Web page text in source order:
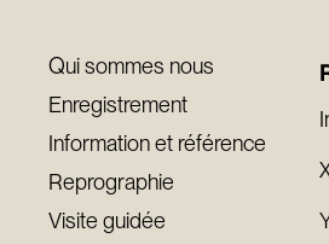
Qui sommes nous
Enregistrement
Information et référence
Reprographie
Visite guidée